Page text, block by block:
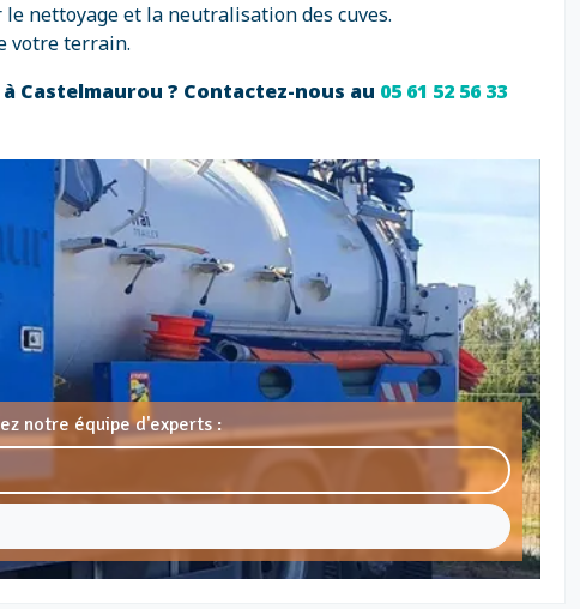
nettoyage et la neutralisation des cuves.
votre terrain.
Castelmaurou ? Contactez-nous au 05 61 52 56 33
notre équipe d'experts :